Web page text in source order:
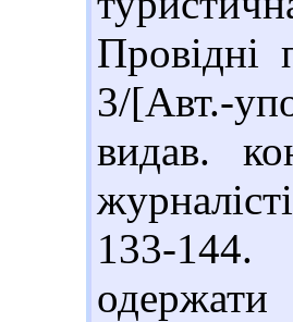
Провідні
3/[Авт.-
видав.
133-